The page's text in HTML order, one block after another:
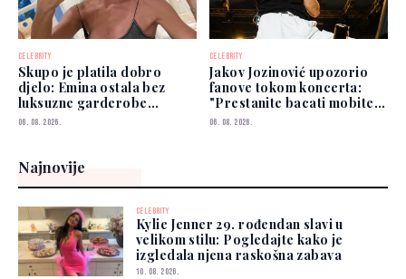
CELEBRITY
Skupo je platila dobro
djelo: Emina ostala bez
luksuzne garderobe
vrijedne više od 50.000
06. 08. 2026.
CELEBRITY
Jakov Jozinović upozorio
fanove tokom koncerta:
"Prestanite bacati mobitele
na binu"
06. 08. 2026.
Najnovije
CELEBRITY
Kylie Jenner 29. rođendan slavi u
velikom stilu: Pogledajte kako je
izgledala njena raskošna zabava
10. 08. 2026.